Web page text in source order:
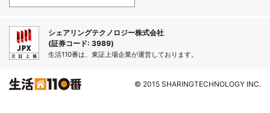
シェアリングテクノロジー株式会社
(証券コード: 3989)
生活110番は、東証上場企業が運営しております。
© 2015 SHARINGTECHNOLOGY INC.